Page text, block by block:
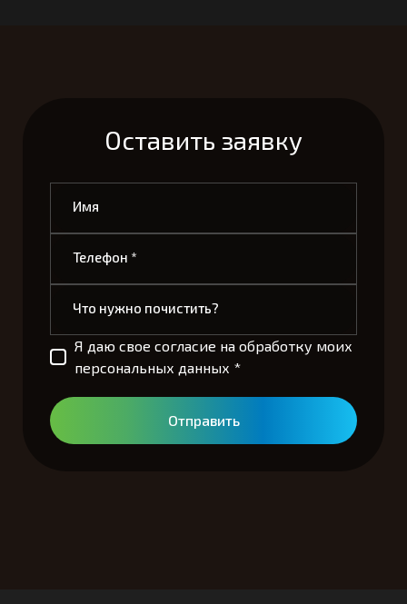
Оставить заявку
Имя
Телефон *
Что нужно почистить?
Я даю свое согласие на обработку моих
персональных данных *
Отправить